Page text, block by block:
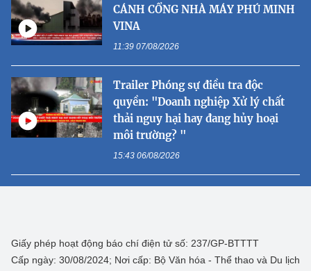
CÁNH CỔNG NHÀ MÁY PHÚ MINH
VINA
11:39 07/08/2026
Trailer Phóng sự điều tra độc
quyền: "Doanh nghiệp Xử lý chất
thải nguy hại hay đang hủy hoại
môi trường? "
15:43 06/08/2026
Giấy phép hoạt động báo chí điện tử số: 237/GP-BTTTT
Cấp ngày: 30/08/2024; Nơi cấp: Bộ Văn hóa - Thể thao và Du lịch